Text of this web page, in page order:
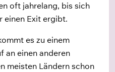
oft jahrelang, bis sich
einen Exit ergibt.
es zu einem
an einen anderen
meisten Ländern schon